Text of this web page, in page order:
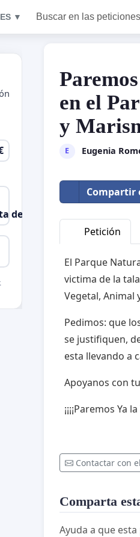
ES ▼ Buscar en las peticiones
en el
y
E Eugenia
Compartir
Petición
El Parque
victima de la
Vegetal, Animal
Pedimos: que
se justifiquen,
esta llevando a
Apoyanos con
¡¡¡¡Paremos Ya
Contactar con
Comparta
Ayuda a que
de crédito